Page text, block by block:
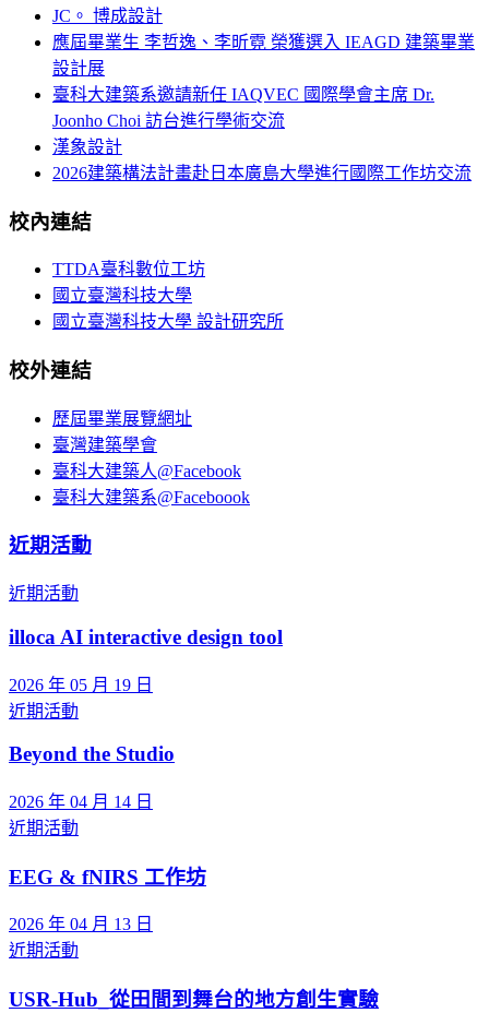
JC。 博成設計
應屆畢業生 李哲逸、李昕霓 榮獲選入 IEAGD 建築畢業
設計展
臺科大建築系邀請新任 IAQVEC 國際學會主席 Dr.
Joonho Choi 訪台進行學術交流
漢象設計
2026建築構法計畫赴日本廣島大學進行國際工作坊交流
校內連結
TTDA臺科數位工坊
國立臺灣科技大學
國立臺灣科技大學 設計研究所
校外連結
歷屆畢業展覽網址
臺灣建築學會
臺科大建築人@Facebook
臺科大建築系@Faceboook
近期活動
近期活動
illoca AI interactive design tool
2026 年 05 月 19 日
近期活動
Beyond the Studio
2026 年 04 月 14 日
近期活動
EEG & fNIRS 工作坊
2026 年 04 月 13 日
近期活動
USR-Hub_從田間到舞台的地方創生實驗